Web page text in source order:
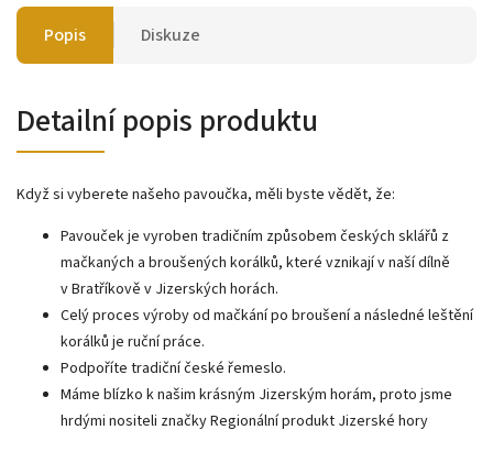
Popis Diskuze
Detailní popis produktu
Když si vyberete našeho pavoučka, měli byste vědět, že:
Pavouček je vyroben tradičním způsobem českých sklářů z
mačkaných a broušených korálků, které vznikají v naší dílně
v Bratříkově v Jizerských horách.
Celý proces výroby od mačkání po broušení a následné leštění
korálků je ruční práce.
Podpoříte tradiční české řemeslo.
Máme blízko k našim krásným Jizerským horám, proto jsme
hrdými nositeli značky Regionální produkt Jizerské hory